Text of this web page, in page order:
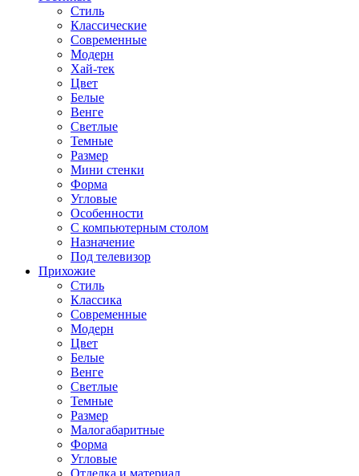
Стиль
Классические
Современные
Модерн
Хай-тек
Цвет
Белые
Венге
Светлые
Темные
Размер
Мини стенки
Форма
Угловые
Особенности
С компьютерным столом
Назначение
Под телевизор
Прихожие
Стиль
Классика
Современные
Модерн
Цвет
Белые
Венге
Светлые
Темные
Размер
Малогабаритные
Форма
Угловые
Отделка и материал